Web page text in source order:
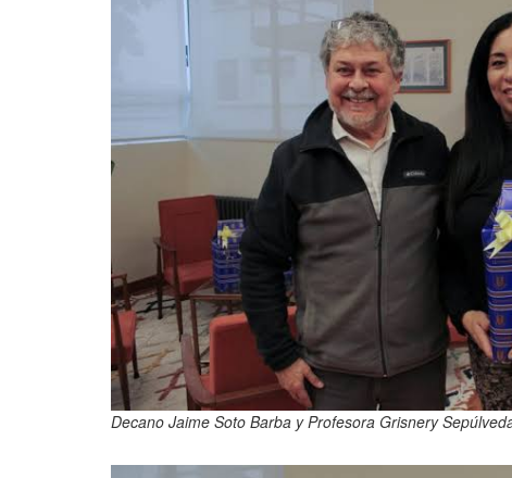
Decano Jaime Soto Barba y Profesora Grisnery